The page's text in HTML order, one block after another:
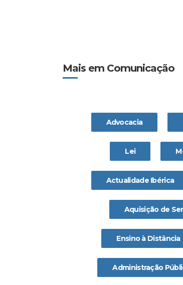
Mais em Comunicação
Advocacia
Lei
Actualidade Ibérica
Aquisição de
Ensino à Distância
Administração